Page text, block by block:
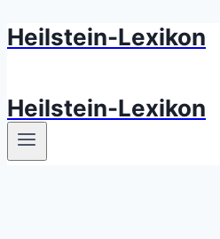
Zum
Heilstein-Lexikon
Heilstein-Lexikon